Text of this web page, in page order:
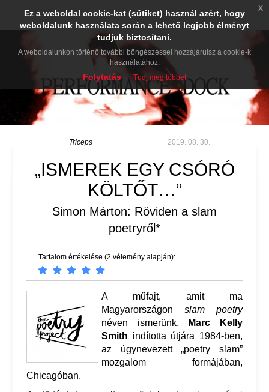
Triceps 2019. 08. 30.
„ISMEREK EGY CSÓRÓ
KÖLTŐT…”
Simon Márton: Röviden a slam
poetryről*
Tartalom értékelése (2 vélemény alapján):
A műfajt, amit ma
Magyarországon slam poetry
néven ismerünk,
Marc Kelly
Smith indította útjára 1984-ben,
az úgynevezett „poetry slam”
mozgalom formájában,
Chicagóban.
Ez a weboldal cookie-kat (sütiket) használ azért, hogy
weboldalunk használata során a lehető legjobb élményt
tudjuk biztosítani.
A weboldalunkon történő további böngészéssel hozzájárulsz a cookie-k
használatához.
Folytatás Tudj meg többet
x